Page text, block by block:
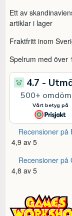
Ett av
artiklar i lager
Fraktfritt inom
Spelrum med över
Recensioner på
4,9 av 5
Recensioner på
4,8 av 5